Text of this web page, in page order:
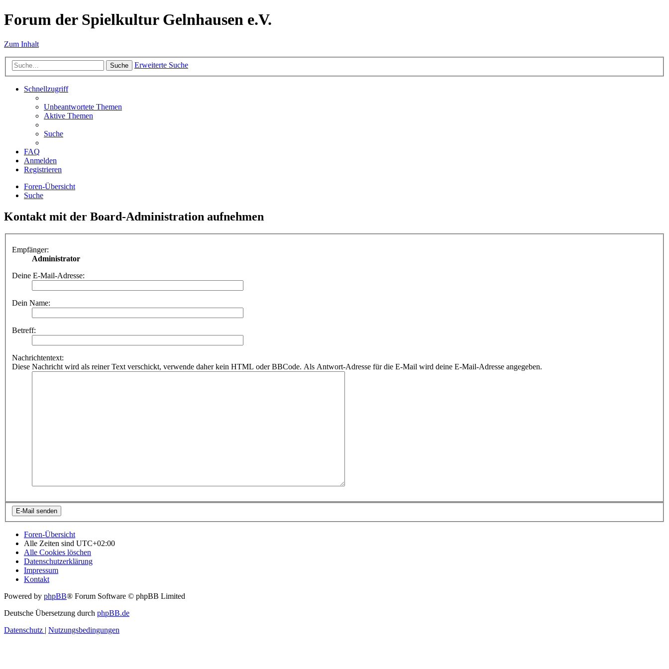
Forum der Spielkultur Gelnhausen e.V.
Zum Inhalt
Suche Erweiterte Suche
Schnellzugriff
Unbeantwortete Themen
Aktive Themen
Suche
FAQ
Anmelden
Registrieren
Foren-Übersicht
Suche
Kontakt mit der Board-Administration aufnehmen
Empfänger:
Administrator
Deine E-Mail-Adresse:
Dein Name:
Betreff:
Nachrichtentext:
Diese Nachricht wird als reiner Text verschickt, verwende daher kein HTML oder BBCode. Als Antwort-Adresse für die E-Mail wird deine E-Mail-Adresse angegeben.
Foren-Übersicht
Alle Zeiten sind UTC+02:00
Alle Cookies löschen
Datenschutzerklärung
Impressum
Kontakt
Powered by phpBB® Forum Software © phpBB Limited
Deutsche Übersetzung durch phpBB.de
Datenschutz
Nutzungsbedingungen